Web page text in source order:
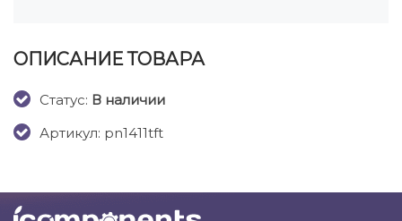
ОПИСАНИЕ ТОВАРА
Cтатус: В наличии
Артикул: pn1411tft